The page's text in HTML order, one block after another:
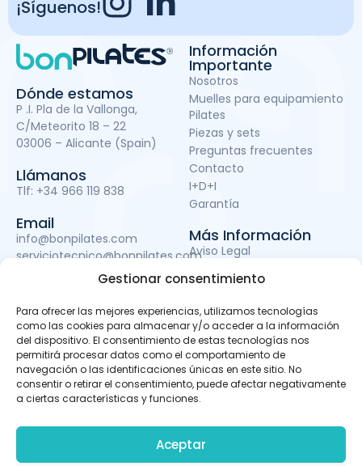
Gestionar consentimiento
Para ofrecer las mejores experiencias, utilizamos tecnologías
como las cookies para almacenar y/o acceder a la información
del dispositivo. El consentimiento de estas tecnologías nos
permitirá procesar datos como el comportamiento de
navegación o las identificaciones únicas en este sitio. No
consentir o retirar el consentimiento, puede afectar negativamente
a ciertas características y funciones.
Aceptar
Dónde estamos
P .I. Pla de la Vallonga,
C/Meteorito 18 – 22
03006 – Alicante (Spain)
Llámanos
Tlf: +34 966 119 838
Email
info@bonpilates.com
serviciotecnico@bonpilates.com
Información
Importante
Nosotros
Muelles para equipamiento
Pilates
Piezas y sets
Preguntas frecuentes
Contacto
I+D+I
Garantía
Más Información
Aviso Legal
Política de Privacidad
Política de cookies
Subvenciones
¡Síguenos!
BONPILATES S.L. ha sido beneficiaria del Fondo Europeo de
Desarrollo Regional cuyo objetivo es mejorar el uso y la
calidad de las tecnologías de la información y de las
apps móviles, otro de Desarrollo de material promocional